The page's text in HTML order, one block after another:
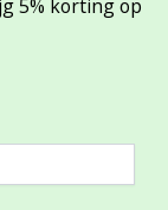
5% korting op